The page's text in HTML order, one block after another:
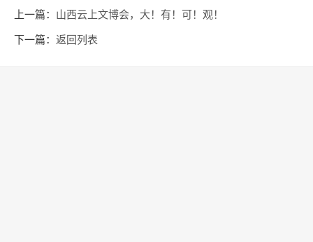
上一篇： 山西云上文博会，大！有！可！观！
下一篇： 返回列表